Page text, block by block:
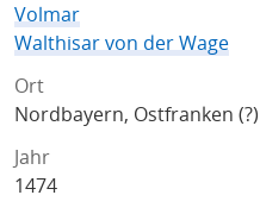
Volmar
Walthisar von der Wage
Ort
Nordbayern, Ostfranken (?)
Jahr
1474